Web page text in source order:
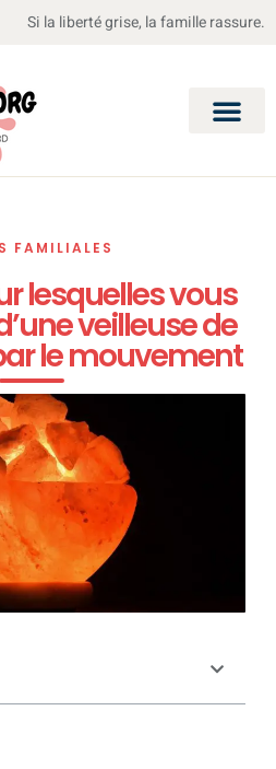
Si la liberté grise, la famille rassure.
FAMILIALES
lesquelles vous
veilleuse de
le mouvement